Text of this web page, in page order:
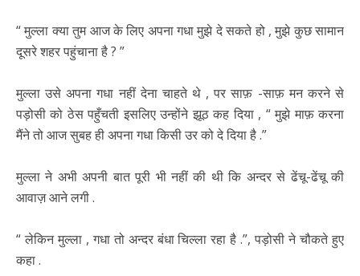
“ मुल्ला क्या तुम आज के लिए अपना गधा मुझे दे सकते हो , मुझे कुछ सामान
दूसरे शहर पहुंचाना है ? ”
मुल्ला उसे अपना गधा नहीं देना चाहते थे , पर साफ़ -साफ़ मन करने से
पड़ोसी को ठेस पहुँचती इसलिए उन्होंने झूठ कह दिया , “ मुझे माफ़ करना
मैंने तो आज सुबह ही अपना गधा किसी उर को दे दिया है .”
मुल्ला ने अभी अपनी बात पूरी भी नहीं की थी कि अन्दर से ढेंचू-ढेंचू की
आवाज़ आने लगी .
“ लेकिन मुल्ला , गधा तो अन्दर बंधा चिल्ला रहा है .”, पड़ोसी ने चौकते हुए
कहा .